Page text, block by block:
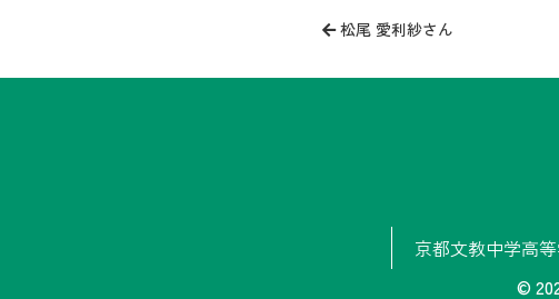
ナ
松尾 愛利紗さん
京都文教中学高
©